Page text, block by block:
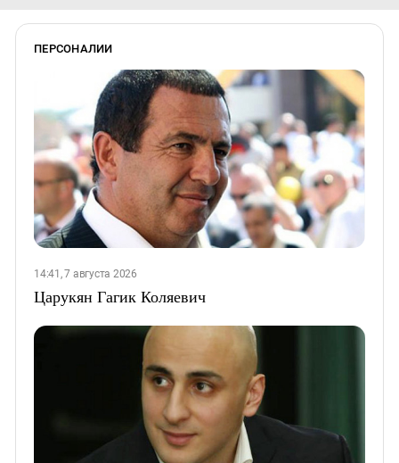
ПЕРСОНАЛИИ
14:41, 7 августа 2026
Царукян Гагик Коляевич